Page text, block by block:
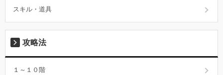
スキル・道具
攻略法
１～１０階